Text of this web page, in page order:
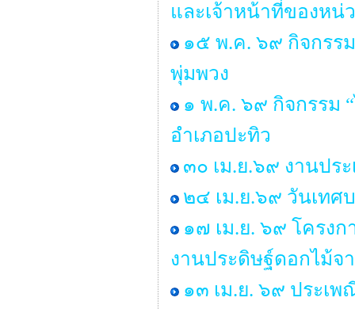
และเจ้าหน้าที่ของหน่
๑๕ พ.ค. ๖๙ กิจกรร
พุ่มพวง
๑ พ.ค. ๖๙ กิจกรรม
อำเภอปะทิว
๓๐ เม.ย.๖๙ งานปร
๒๔ เม.ย.๖๙ วันเท
๑๗ เม.ย. ๖๙ โครง
งานประดิษฐ์ดอกไม้จ
๑๓ เม.ย. ๖๙ ประเ